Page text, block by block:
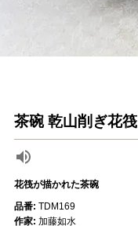
茶碗 乾山削ぎ花筏
花筏が描かれた茶碗
品番: TDM169
作家: 加藤如水